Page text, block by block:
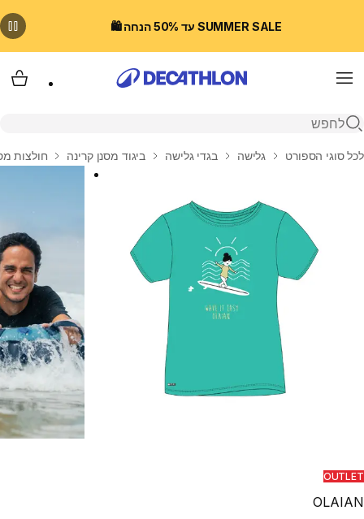
SUMMER SALE עד 50% הנחה 🛍️
Menu
פתיחת חיפוש
בית
לכל סוגי הספורט גלישה בגדי גלישה ביגוד מסנן קרינה חולצות
OUTLET
OLAIAN